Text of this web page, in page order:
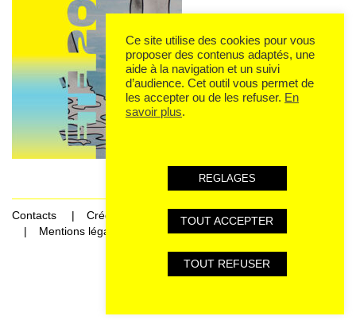
Contacts
Crédits
Mentions légales et données personnelles
Ce site utilise des cookies pour vous
proposer des contenus adaptés, une
aide à la navigation et un suivi
d’audience. Cet outil vous permet de
les accepter ou de les refuser. En
savoir plus.
REGLAGES
TOUT ACCEPTER
TOUT REFUSER